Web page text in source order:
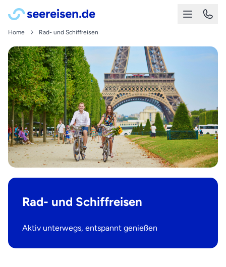
Home Rad- und Schiffreisen
Rad- und Schiffreisen
Aktiv unterwegs, entspannt genießen